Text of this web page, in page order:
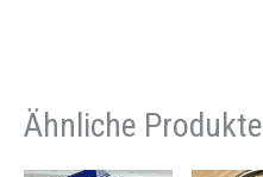
Ähnliche Produkte